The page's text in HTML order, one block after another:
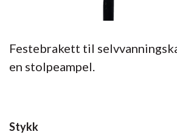
Festebrakett til
en stolpeampel.
Stykk